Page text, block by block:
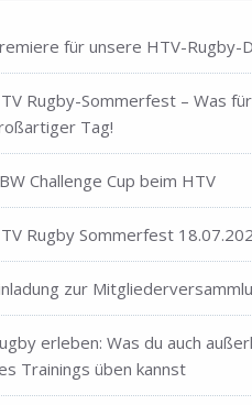
für unsere HTV-Rugby-
Rugby-Sommerfest – Was
Tag!
Challenge Cup beim HTV
Rugby Sommerfest
zur
erleben: Was du auch
Trainings üben kannst